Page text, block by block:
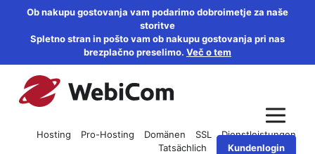
Ob nakupu gostovanja vam podarimo dobroimetje za naše
storitve
Spletno stran in pošto vam ob nakupu gostovanja pri nas
brezplačno preselimo. Več o tem
Hosting Pro-Hosting Domänen SSL
Dienstleistungen
Tatsächlich
Kundenlogin